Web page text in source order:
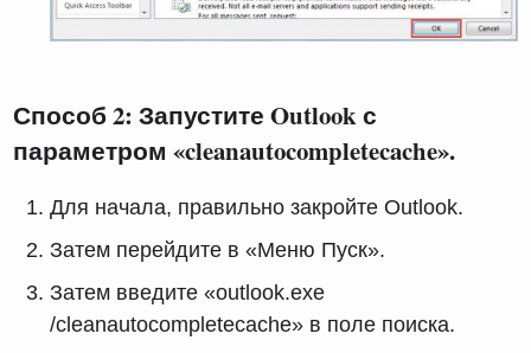
Способ 2: Запустите Outlook с
параметром «cleanautocompletecache».
Для начала, правильно закройте Outlook.
Затем перейдите в «Меню Пуск».
Затем введите «outlook.exe
/cleanautocompletecache» в поле поиска.